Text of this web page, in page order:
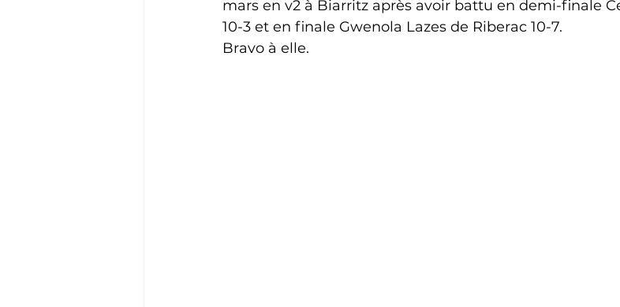
mars en v2 à Biarritz après avoir battu en demi-finale
10-3 et en finale Gwenola Lazes de Riberac 10-7.
Bravo à elle.